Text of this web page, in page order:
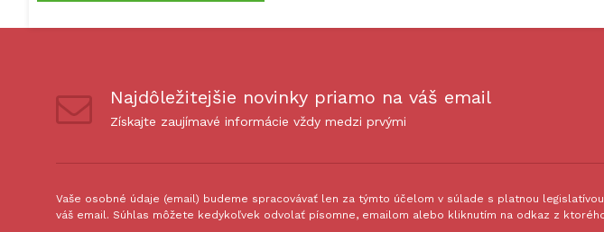
Najdôležitejšie novinky priamo na váš email
Získajte zaujímavé informácie vždy medzi prvými
Vaše osobné údaje (email) budeme spracovávať len za týmto účelom v súlade s platnou
váš email. Súhlas môžete kedykoľvek odvolať písomne, emailom alebo kliknutím na odkaz z